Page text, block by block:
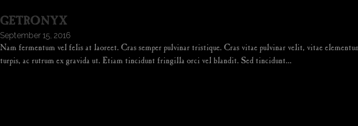
GETRONYX
September 15, 2016
Nam fermentum vel felis at laoreet. Cras semper pulvinar tristique. Cras vitae pulvinar velit, vitae
turpis, ac rutrum ex gravida ut. Etiam tincidunt fringilla orci vel blandit. Sed tincidunt...